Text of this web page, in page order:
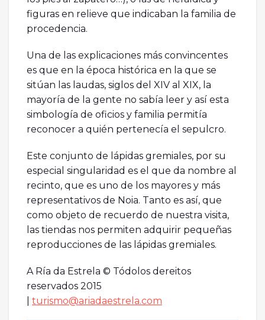
figuras en relieve que indicaban la familia de
procedencia.
Una de las explicaciones más convincentes
es que en la época histórica en la que se
sitúan las laudas, siglos del XIV al XIX, la
mayoría de la gente no sabía leer y así esta
simbología de oficios y familia permitía
reconocer a quién pertenecía el sepulcro.
Este conjunto de lápidas gremiales, por su
especial singularidad es el que da nombre al
recinto, que es uno de los mayores y más
representativos de Noia. Tanto es así, que
como objeto de recuerdo de nuestra visita,
las tiendas nos permiten adquirir pequeñas
reproducciones de las lápidas gremiales.
A Ría da Estrela © Tódolos dereitos
reservados 2015
turismo@ariadaestrela.com